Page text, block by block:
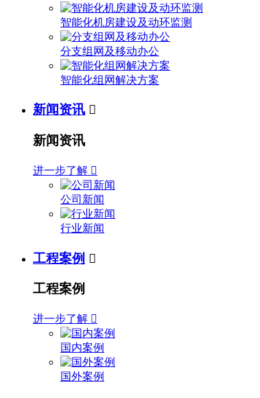
智能化机房建设及动环监测
分支组网及移动办公
智能化组网解决方案
新闻资讯 
新闻资讯
进一步了解 
公司新闻
行业新闻
工程案例 
工程案例
进一步了解 
国内案例
国外案例